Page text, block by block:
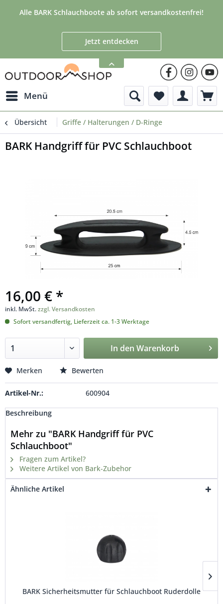
Alle BARK Schlauchboote ab sofort versandkostenfrei!
Jetzt entdecken
Menü
Übersicht Griffe / Halterungen / D-Ringe
BARK Handgriff für PVC Schlauchboot
16,00 € *
inkl. MwSt.zzgl. Versandkosten
Sofort versandfertig, Lieferzeit ca. 1-3 Werktage
In den Warenkorb
Merken Bewerten
Artikel-Nr.: 600904
Beschreibung
Mehr zu "BARK Handgriff für PVC
Schlauchboot"
Fragen zum Artikel?
Weitere Artikel von Bark-Zubehor
Ähnliche Artikel
BARK Sicherheitsmutter für Schlauchboot Ruderdolle